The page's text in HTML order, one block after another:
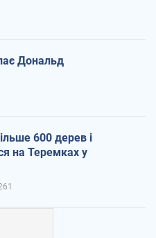
Дональд
600 дерев і
на Теремках у